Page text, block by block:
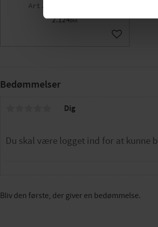
Bedømmelser
Dig
Bliv den første, der giver en bedømmelse.
2.124DKK
Gem som